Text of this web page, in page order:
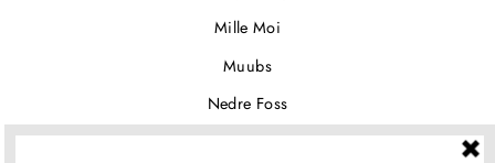
Mille Moi
Muubs
Nedre Foss
Norgesglasset